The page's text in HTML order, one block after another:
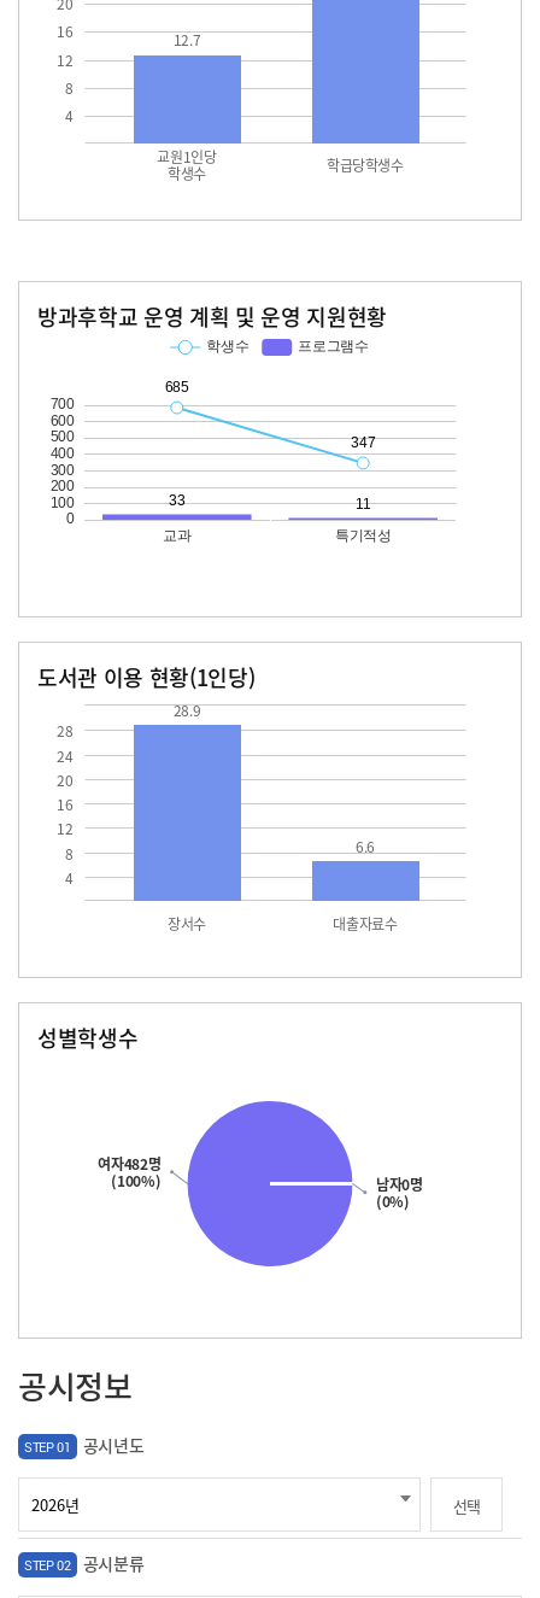
4
8
12
16
교원1인당
학생수 학급당학생수
12.7
방과후학교 운영 계획 및 운영 지원현황
도서관 이용 현황(1인당)
4
8
12
16
20
24
28
장서수 대출자료수
28.9
6.6
성별학생수
남자0명
(0%)
여자482명
(100%)
공시정보
STEP 01 공시년도
선택
STEP 02 공시분류